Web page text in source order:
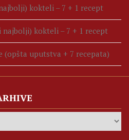
kokteli – 7 + 1 recept
kokteli – 7 + 1 recept
(opšta uputstva + 7 recepata)